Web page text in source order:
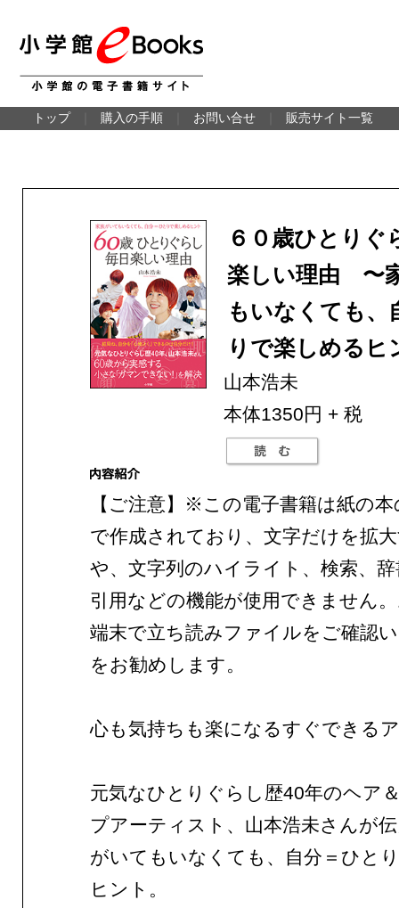
トップ 購入の手順 お問い合せ 販売サイト一覧
６０歳ひとり
楽しい理由 〜
もいなくても、
りで楽しめるヒ
山本浩未
本体1350円 + 税
【ご注意】※この電子書籍は紙の
で作成されており、文字だけを拡
や、文字列のハイライト、検索、
引用などの機能が使用できません
端末で立ち読みファイルをご確認
をお勧めします。
心も気持ちも楽になるすぐできる
元気なひとりぐらし歴40年のヘア
プアーティスト、山本浩未さんが
がいてもいなくても、自分＝ひと
ヒント。